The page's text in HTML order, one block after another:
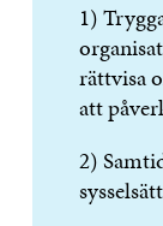
1)
rättvisa
att
2)